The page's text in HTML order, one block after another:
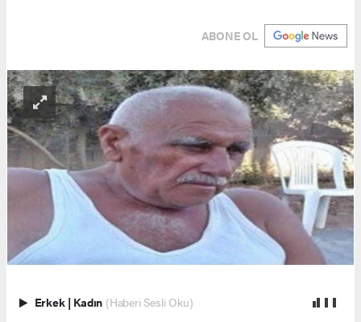
ABONE OL
Erkek | Kadın (Haberi Sesli Oku)